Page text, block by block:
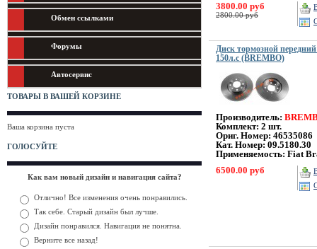
Обмен ссылками
Форумы
Автосервис
ТОВАРЫ В ВАШЕЙ КОРЗИНЕ
Ваша корзина пуста
ГОЛОСУЙТЕ
Как вам новый дизайн и навигация сайта?
Отлично! Все изменения очень понравились.
Так себе. Старый дизайн был лучше.
Дизайн понравился. Навигация не понятна.
Верните все назад!
3800.00 руб
2800.00 руб
Диск тормозной
150л.с (BREMBO)
Производитель:
Комплект: 2 шт.
Ориг. Номер: 46535086
Кат. Номер: 09.5180.30
Применяемость: Fiat
6500.00 руб